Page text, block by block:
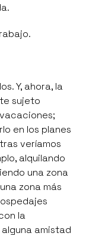
Y, ahora, la
sujeto
en los planes
veríamos
alquilando
una zona
zona más
la
amistad